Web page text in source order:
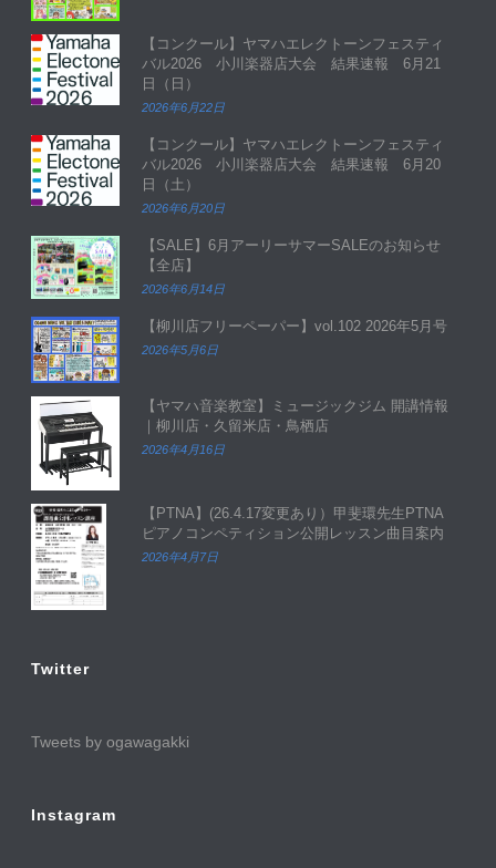
【コンクール】ヤマハエレクトーンフェスティ
バル2026 小川楽器店大会 結果速報 6月21
日（日）
2026年6月22日
【コンクール】ヤマハエレクトーンフェスティ
バル2026 小川楽器店大会 結果速報 6月20
日（土）
2026年6月20日
【SALE】6月アーリーサマーSALEのお知らせ
【全店】
2026年6月14日
【柳川店フリーペーパー】vol.102 2026年5月号
2026年5月6日
【ヤマハ音楽教室】ミュージックジム 開講情報
｜柳川店・久留米店・鳥栖店
2026年4月16日
【PTNA】(26.4.17変更あり）甲斐環先生PTNA
ピアノコンペティション公開レッスン曲目案内
2026年4月7日
Twitter
Tweets by ogawagakki
Instagram